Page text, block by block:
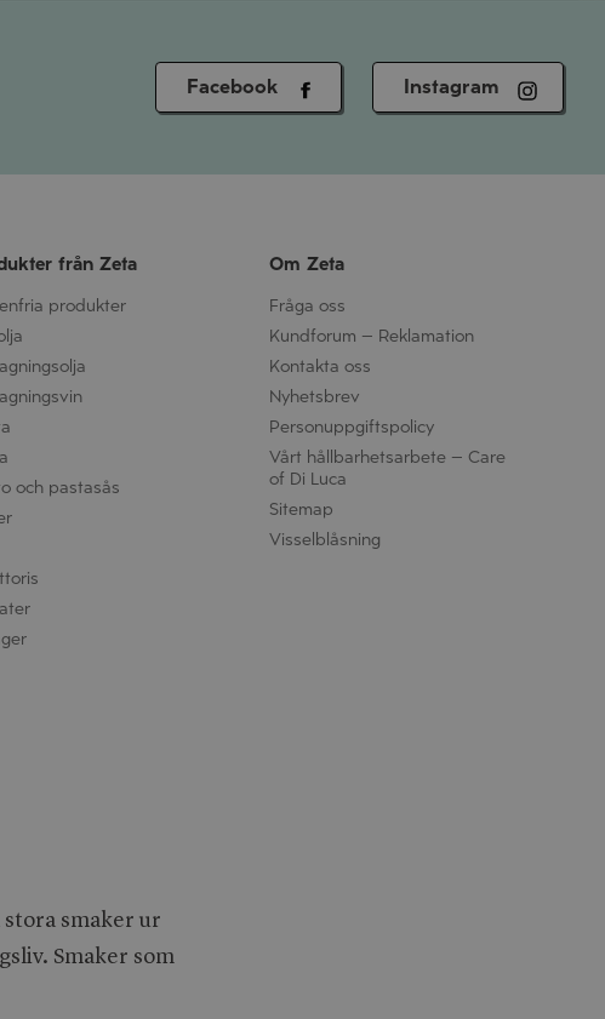
Facebook Instagram
från Zeta
produkter
och pastasås
Om Zeta
Fråga oss
Kundforum – Reklamation
Kontakta oss
Nyhetsbrev
Personuppgifts­policy
Vårt hållbarhetsarbete – Care
of Di Luca
Sitemap
Visselblåsning
smaker ur
Smaker som